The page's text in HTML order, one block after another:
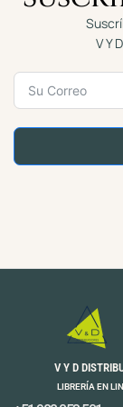
V Y
V Y D
LIBRERÍA EN